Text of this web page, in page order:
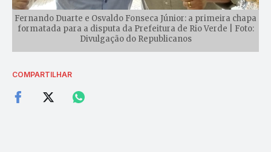
Fernando Duarte e Osvaldo Fonseca Júnior: a primeira chapa
formatada para a disputa da Prefeitura de Rio Verde | Foto:
Divulgação do Republicanos
COMPARTILHAR